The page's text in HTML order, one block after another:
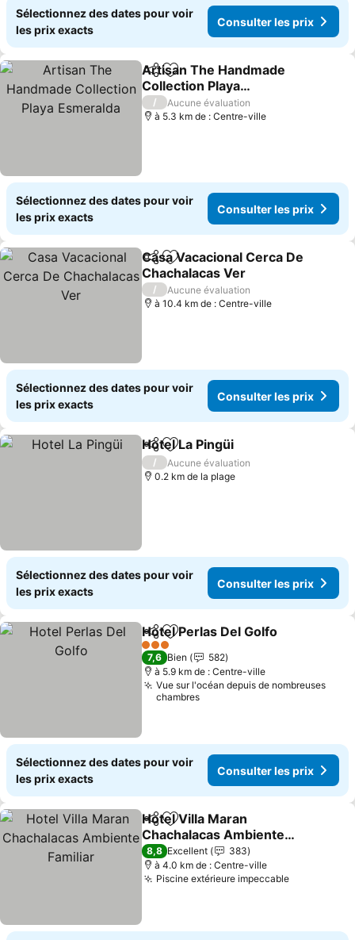
Sélectionnez des dates pour voir
les prix exacts
Consulter les prix
PartagerAjouter à mes favoris
Artisan The Handmade
Collection Playa
Esmeralda
Consulter les prix
/
Aucune évaluation
à 5.3 km de : Centre-ville
Sélectionnez des dates pour voir
les prix exacts
Consulter les prix
PartagerAjouter à mes favoris
Casa Vacacional Cerca De
Chachalacas Ver
Consulter les prix
/
Aucune évaluation
à 10.4 km de : Centre-ville
Sélectionnez des dates pour voir
les prix exacts
Consulter les prix
PartagerAjouter à mes favoris
Hotel La Pingüi
/
Aucune évaluation
0.2 km de la plage
Sélectionnez des dates pour voir
les prix exacts
Consulter les prix
PartagerAjouter à mes favoris
Hotel Perlas Del Golfo
3 Étoiles
7,6 Bien
582
à 5.9 km de : Centre-ville
Vue sur l'océan depuis de nombreuses
chambres
Sélectionnez des dates pour voir
les prix exacts
Consulter les prix
PartagerAjouter à mes favoris
Hotel Villa Maran
Chachalacas Ambiente
Familiar
Consulter les prix
8,8 Excellent
383
à 4.0 km de : Centre-ville
Piscine extérieure impeccableConsulter